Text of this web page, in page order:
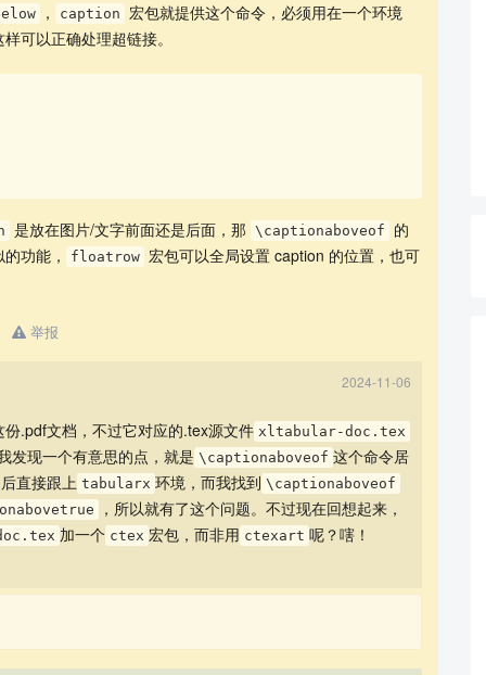
， caption 宏包就提供这个命令，必须用在一个环境
可以正确处理超链接。
是放在图片/文字前面还是后面，那 \captionaboveof
的
功能，
floatrow 宏包可以全局设置 caption 的位置，也可
举报
2024-11-06
份.pdf文档，不过它对应的.tex源文件 xltabular-doc.tex
发现一个有意思的点，就是 \captionaboveof 这个命令居
直接跟上 tabularx 环境，而我找到 \captionaboveof
，所以就有了这个问题。不过现在回想起来，
加一个 ctex 宏包，而非用 ctexart 呢？嗐！